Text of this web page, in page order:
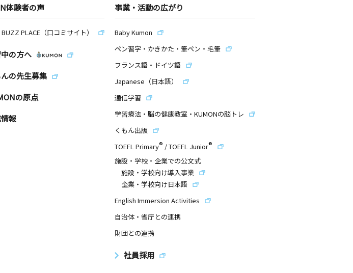
体験者の声
PLACE（口コミサイト）
の方へ
んの先生募集
の原点
報
事業・活動の広がり
Baby Kumon
ペン習字・かきかた・筆ペン・毛筆
フランス語・ドイツ語
Japanese（日本語）
通信学習
学習療法・脳の健康教室・KUMONの脳トレ
くもん出版
TOEFL Primary® /TOEFL Junior®
施設・学校・企業での公文式
施設・学校向け導入事業
企業・学校向け日本語
English Immersion Activities
自治体・省庁との連携
財団との連携
社員採用